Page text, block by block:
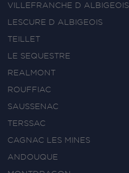
VILLEFRANCHE D ALBIGEOIS
LESCURE D ALBIGEOIS
TEILLET
LE SEQUESTRE
REALMONT
ROUFFIAC
SAUSSENAC
TERSSAC
CAGNAC LES MINES
ANDOUQUE